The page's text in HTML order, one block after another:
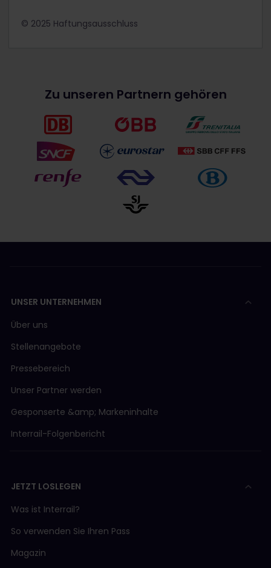
© 2025 Haftungsausschluss
Zu unseren Partnern gehören
UNSER UNTERNEHMEN
Über uns
Stellenangebote
Pressebereich
Unser Partner werden
Gesponserte &amp; Markeninhalte
Interrail-Folgenbericht
JETZT LOSLEGEN
Was ist Interrail?
So verwenden Sie Ihren Pass
Magazin